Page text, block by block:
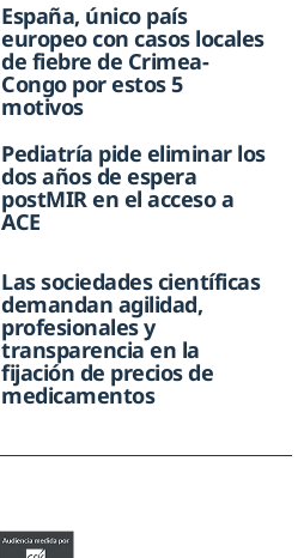
España, único país
europeo con casos locales
de fiebre de Crimea-
Congo por estos 5
motivos
Pediatría pide eliminar los
dos años de espera
postMIR en el acceso a
ACE
Las sociedades científicas
demandan agilidad,
profesionales y
transparencia en la
fijación de precios de
medicamentos